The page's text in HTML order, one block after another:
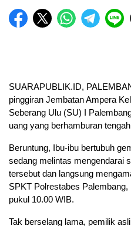
SUARAPUBLIK.ID,
pinggiran Jembatan Ampera
Seberang Ulu (SU) I
uang yang berhamburan
Beruntung, Ibu-ibu bertubuh
sedang melintas mengendarai
tersebut dan langsung
SPKT Polrestabes
pukul 10.00 WIB.
Tak berselang lama, pemilik